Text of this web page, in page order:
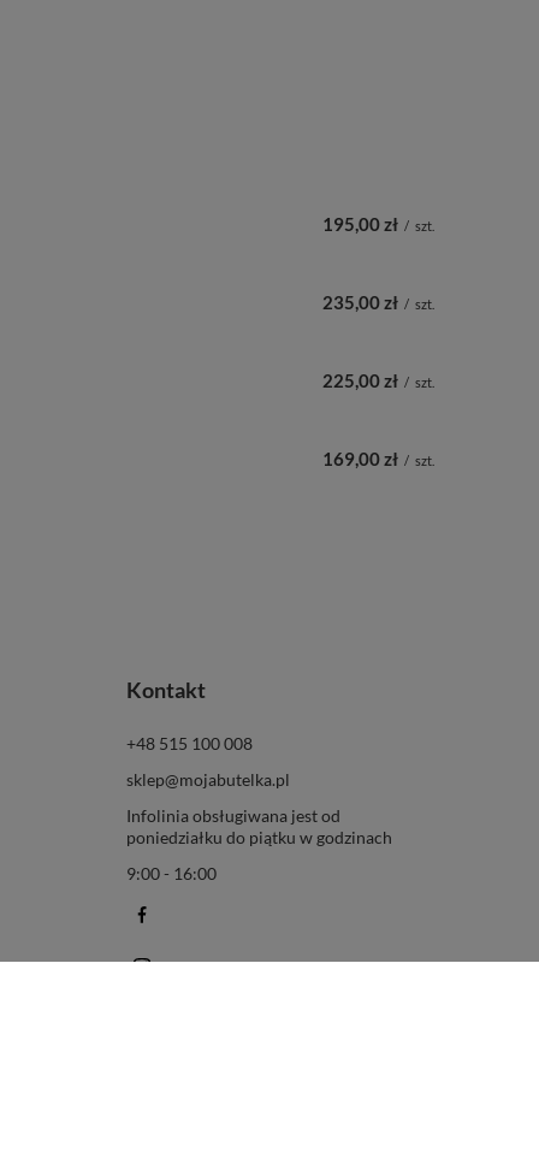
195,00 zł / szt.
235,00 zł / szt.
225,00 zł / szt.
169,00 zł / szt.
Kontakt
+48 515 100 008
sklep@mojabutelka.pl
Infolinia obsługiwana jest od
poniedziałku do piątku w godzinach
9:00 - 16:00